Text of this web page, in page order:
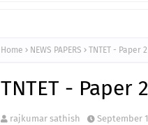
Home NEWS PAPERS TNTET - Paper
TNTET - Paper
rajkumar sathish September